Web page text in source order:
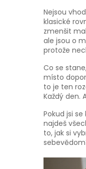
Nejsou
klasické
zmenšit
ale jsou o
protože
Co se
místo
to je ten
Každý den.
Pokud jsi
najdeš
to, jak si